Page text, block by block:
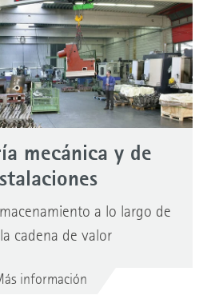
mecánica y de
a lo largo de
cadena de valor
información